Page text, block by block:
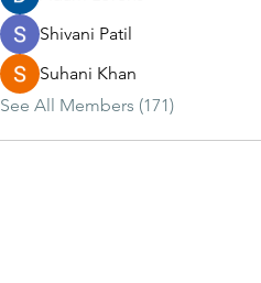
Shivani Patil
Suhani Khan
See All Members (171)